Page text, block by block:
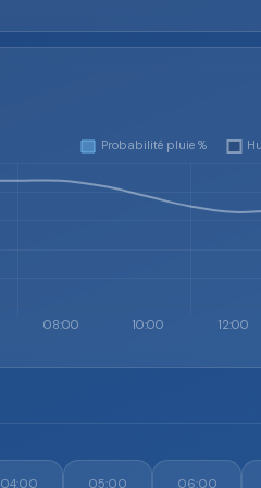
04:00 05:00 06:00